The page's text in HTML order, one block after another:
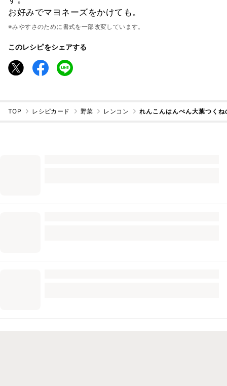
お好みでマヨネーズをかけても。
※みやすさのために書式を一部改変しています。
このレシピをシェアする
TOP レシピカード 野菜 レンコン れんこんはんぺん大葉つくね